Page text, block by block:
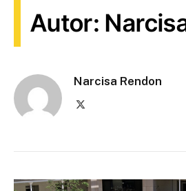
Autor:
Narcisa Rendon